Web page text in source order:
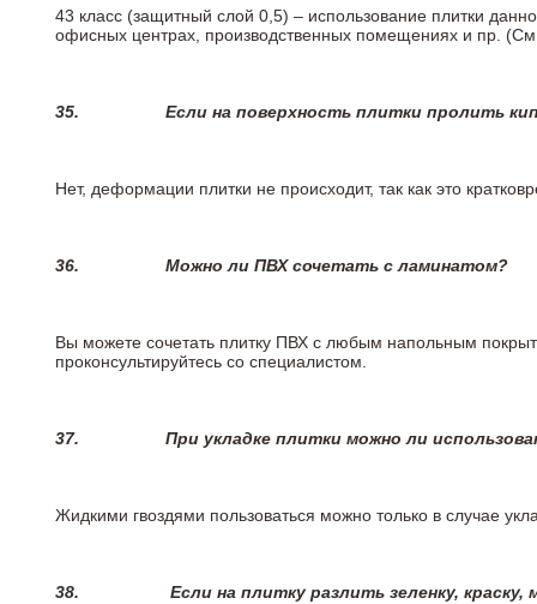
43 класс (защитный слой 0,5) – использование плитки
офисных центрах, производственных помещениях и пр.
35. Если на поверхность плитки пролить
Нет, деформации плитки не происходит, так как это
36. Можно ли ПВХ сочетать с ламинатом?
Вы можете сочетать плитку ПВХ с любым напольным
проконсультируйтесь со специалистом.
37. При укладке плитки можно ли
Жидкими гвоздями пользоваться можно только в случае
38. Если на плитку разлить зеленку,